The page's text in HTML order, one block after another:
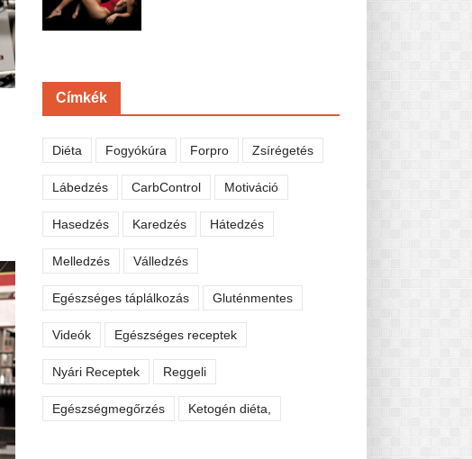
Címkék
Diéta Fogyókúra Forpro Zsírégetés
Lábedzés CarbControl Motiváció
Hasedzés Karedzés Hátedzés
Melledzés Válledzés
Egészséges táplálkozás Gluténmentes
Videók Egészséges receptek
Nyári Receptek Reggeli
Egészségmegőrzés Ketogén diéta,